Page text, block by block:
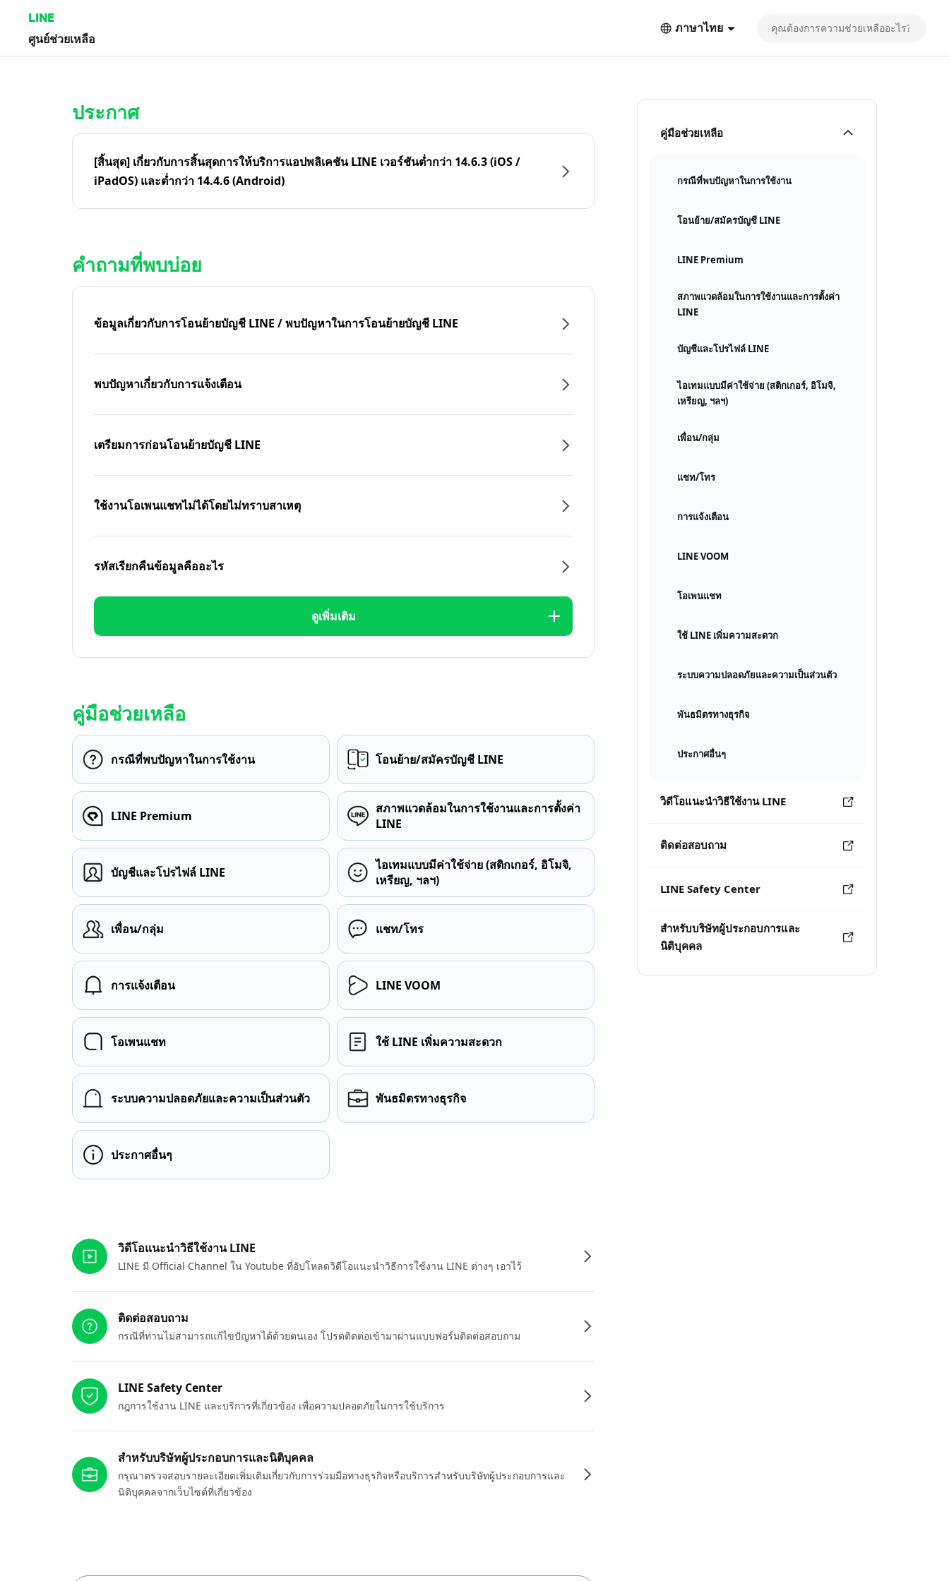
LINE
ศูนย์ช่วยเหลือ
ภาษาไทย
คู่มือช่วยเหลือ
กรณีที่พบปัญหาในการใช้งาน
โอนย้าย/สมัครบัญชี LINE
LINE Premium
สภาพแวดล้อมในการใช้งานและการตั้งค่า
LINE
บัญชีและโปรไฟล์ LINE
ไอเทมแบบมีค่าใช้จ่าย (สติกเกอร์, อิโมจิ,
เหรียญ, ฯลฯ)
เพื่อน/กลุ่ม
แชท/โทร
การแจ้งเตือน
LINE VOOM
โอเพนแชท
ใช้ LINE เพิ่มความสะดวก
ระบบความปลอดภัยและความเป็นส่วนตัว
พันธมิตรทางธุรกิจ
ประกาศอื่นๆ
วิดีโอแนะนำวิธีใช้งาน LINE
ติดต่อสอบถาม
LINE Safety Center
สำหรับบริษัทผู้ประกอบการและ
นิติบุคคล
ประกาศ
[สิ้นสุด] เกี่ยวกับการสิ้นสุดการให้บริการแอปพลิเคชัน LINE เวอร์ชันต่ำกว่า 14.6.3 (iOS /
iPadOS) และต่ำกว่า 14.4.6 (Android)
คำถามที่พบบ่อย
ข้อมูลเกี่ยวกับการโอนย้ายบัญชี LINE / พบปัญหาในการโอนย้ายบัญชี LINE
พบปัญหาเกี่ยวกับการแจ้งเตือน
เตรียมการก่อนโอนย้ายบัญชี LINE
ใช้งานโอเพนแชทไม่ได้โดยไม่ทราบสาเหตุ
รหัสเรียกคืนข้อมูลคืออะไร
ดูเพิ่มเติม
คู่มือช่วยเหลือ
กรณีที่พบปัญหาในการใช้งาน โอนย้าย/สมัครบัญชี LINE
LINE Premium
สภาพแวดล้อมในการใช้งานและการตั้งค่า
LINE
บัญชีและโปรไฟล์ LINE
ไอเทมแบบมีค่าใช้จ่าย (สติกเกอร์, อิโมจิ,
เหรียญ, ฯลฯ)
เพื่อน/กลุ่ม แชท/โทร
การแจ้งเตือน LINE VOOM
โอเพนแชท ใช้ LINE เพิ่มความสะดวก
ระบบความปลอดภัยและความเป็นส่วนตัว พันธมิตรทางธุรกิจ
ประกาศอื่นๆ
วิดีโอแนะนำวิธีใช้งาน LINE
LINE มี Official Channel ใน Youtube ที่อัปโหลดวิดีโอแนะนำวิธีการใช้งาน LINE ต่างๆ เอาไว้
ติดต่อสอบถาม
กรณีที่ท่านไม่สามารถแก้ไขปัญหาได้ด้วยตนเอง โปรดติดต่อเข้ามาผ่านแบบฟอร์มติดต่อสอบถาม
LINE Safety Center
กฎการใช้งาน LINE และบริการที่เกี่ยวข้อง เพื่อความปลอดภัยในการใช้บริการ
สำหรับบริษัทผู้ประกอบการและนิติบุคคล
กรุณาตรวจสอบรายละเอียดเพิ่มเติมเกี่ยวกับการร่วมมือทางธุรกิจหรือบริการสำหรับบริษัทผู้ประกอบการและ
นิติบุคคลจากเว็บไซต์ที่เกี่ยวข้อง